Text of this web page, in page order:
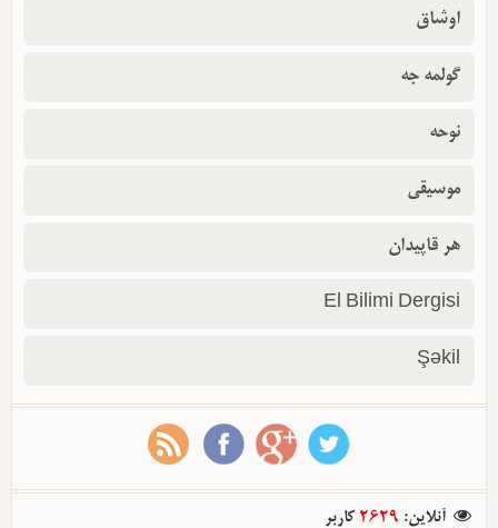
اوشاق
گولمه جه
نوحه
موسیقی
هر قاپیدان
El Bilimi Dergisi
Şəkil
آنلاین:
2629 کاربر